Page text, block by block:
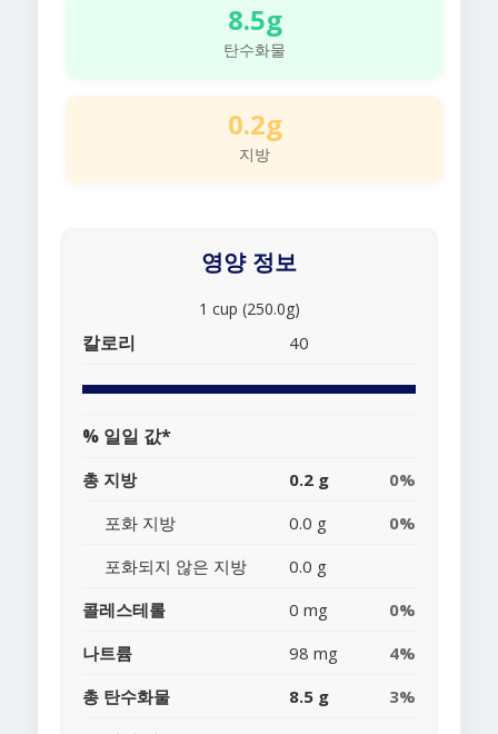
8.5g
탄수화물
0.2g
지방
영양 정보
1 cup (250.0g)
칼로리 40
% 일일 값*
총 지방 0.2 g
0%
포화 지방
0.0 g
0%
포화되지 않은 지방
0.0 g
콜레스테롤
0 mg
0%
나트륨
98 mg
4%
총 탄수화물
8.5 g
3%